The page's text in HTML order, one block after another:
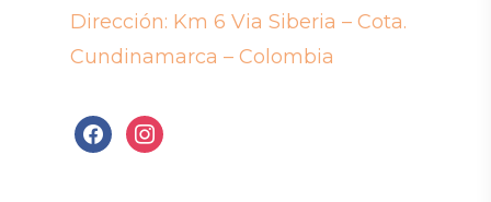
Dirección: Km 6 Via Siberia – Cota.
Cundinamarca – Colombia
facebookinstagram